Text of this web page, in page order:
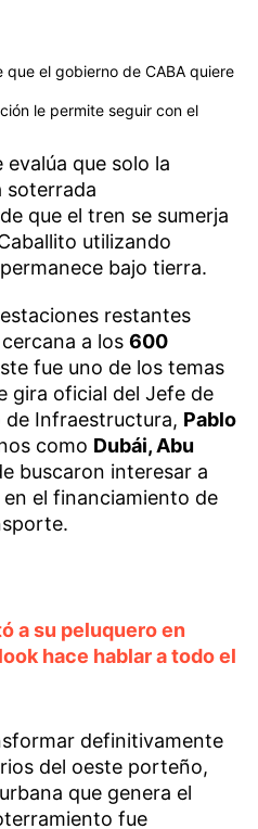
que el gobierno de CABA quiere
le permite seguir con el
que solo la
soterrada
que el tren se sumerja
utilizando
bajo tierra.
restantes
a los 600
fue uno de los temas
gira oficial del Jefe de
de Infraestructura, Pablo
como Dubái, Abu
buscaron interesar a
el financiamiento de
a su peluquero en
hace hablar a todo el
definitivamente
del oeste porteño,
que genera el
fue